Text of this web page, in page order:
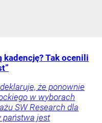
kadencję? Tak ocenili
że ponownie
w wyborach
SW Research dla
państwa jest